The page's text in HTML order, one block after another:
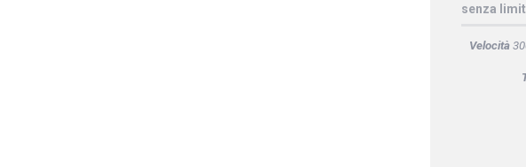
senza
Velocità